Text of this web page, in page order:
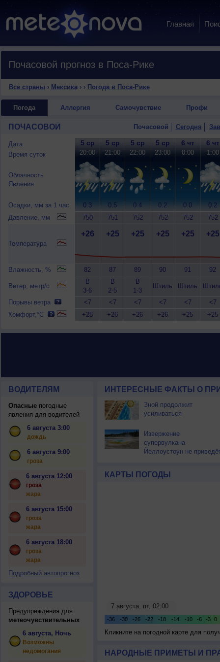
Главная
Почасовой прогноз в Поса-Рике
Все страны › Мексика› › Погода в Поса-Рике
Погода Аллергия Самочувствие Профи
ПОЧАСОВОЙ Почасовой Сегодня
Дата
Время суток
Облачность
Явления
Осадки, мм за 1 час
Давление, мм
Температура
Влажность, %
Ветер, метр/с
Порывы ветра
Комфорт,°C
5 ср
20:00
0.3
750
+26
82
В
3-6
<7
+28
5 ср
21:00
0.5
751
+25
87
В
2-5
<7
+26
5 ср
22:00
0.4
752
+25
89
В
1-3
<7
+26
5 ср
23:00
0.2
752
+25
90
Штиль
<7
+26
6 чт
0:00
0.0
752
+25
91
Штиль
<7
+25
6 чт
1:00
0.2
752
+25
92
<7
+25
ВОДИТЕЛЯМ
Опасныепогодные
явления для водителей
6 августа 3:00
дождь
6 августа 9:00
гроза
6 августа 12:00
гроза
жара
6 августа 15:00
гроза
жара
6 августа 18:00
гроза
жара
Подробный автопрогноз
ЗДОРОВЬЕ
Предупреждения для
метеочувствительных
6 августа, Ночь
Возможны
недомогания
ИНТЕРЕСНЫЕ ФАКТЫ О
Зной продолжит
усиливаться
Извержение
супервулкана
Йеллоустоун не
КАРТЫ ПОГОДЫ
Кликните на погодной карте для
НАРОДНЫЕ ПРИМЕТЫ И